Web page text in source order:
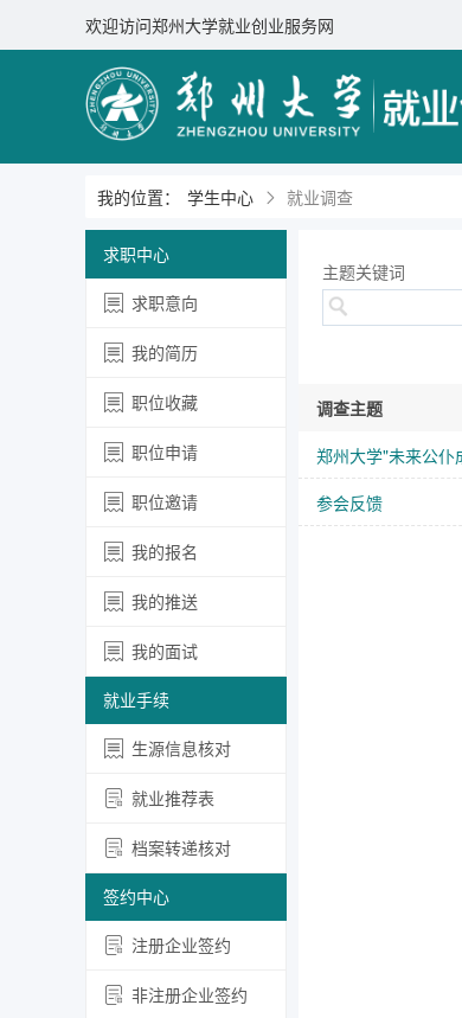
欢迎访问郑州大学就业创业服务网
我的位置： 学生中心 就业调查
求职中心
求职意向
我的简历
职位收藏
职位申请
职位邀请
我的报名
我的推送
我的面试
就业手续
生源信息核对
就业推荐表
档案转递核对
签约中心
注册企业签约
非注册企业签约
主题关键词
调查主题
郑州大学"未来公仆
参会反馈